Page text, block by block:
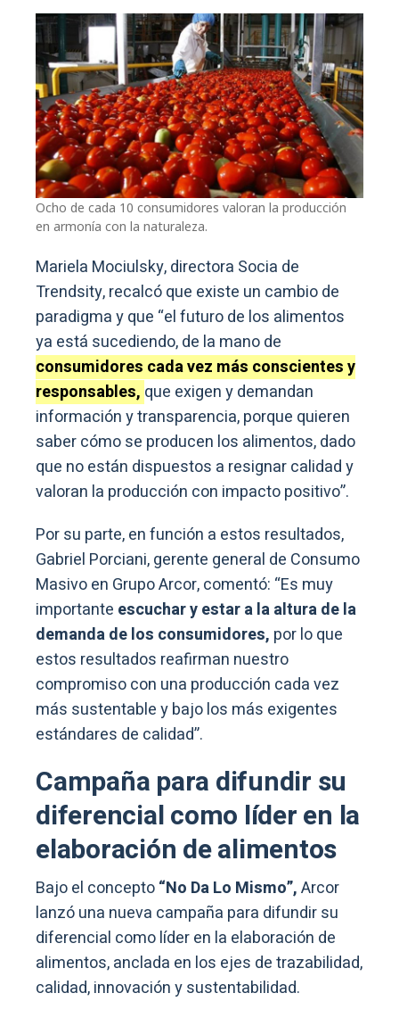
Ocho de cada 10 consumidores valoran la producción
en armonía con la naturaleza.
Mariela Mociulsky, directora Socia de
Trendsity, recalcó que existe un cambio de
paradigma y que “el futuro de los alimentos
ya está sucediendo, de la mano de
consumidores cada vez más conscientes y
responsables, que exigen y demandan
información y transparencia, porque quieren
saber cómo se producen los alimentos, dado
que no están dispuestos a resignar calidad y
valoran la producción con impacto positivo”.
Por su parte, en función a estos resultados,
Gabriel Porciani, gerente general de Consumo
Masivo en Grupo Arcor, comentó: “Es muy
importante escuchar y estar a la altura de la
demanda de los consumidores, por lo que
estos resultados reafirman nuestro
compromiso con una producción cada vez
más sustentable y bajo los más exigentes
estándares de calidad”.
Campaña para difundir su
diferencial como líder en la
elaboración de alimentos
Bajo el concepto“No Da Lo Mismo”,Arcor
lanzó una nueva campaña para difundir su
diferencial como líder en la elaboración de
alimentos, anclada en los ejes de trazabilidad,
calidad, innovación y sustentabilidad.